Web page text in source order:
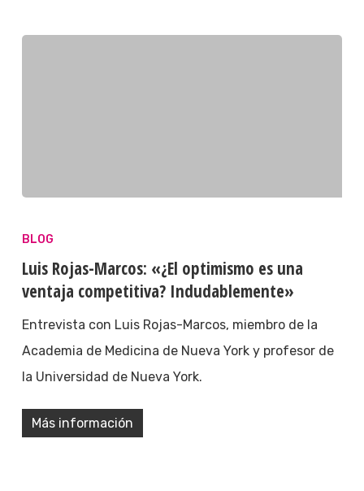
BLOG
Luis Rojas-Marcos: «¿El optimismo es una
ventaja competitiva? Indudablemente»
Entrevista con Luis Rojas-Marcos, miembro de la
Academia de Medicina de Nueva York y profesor de
la Universidad de Nueva York.
Más información